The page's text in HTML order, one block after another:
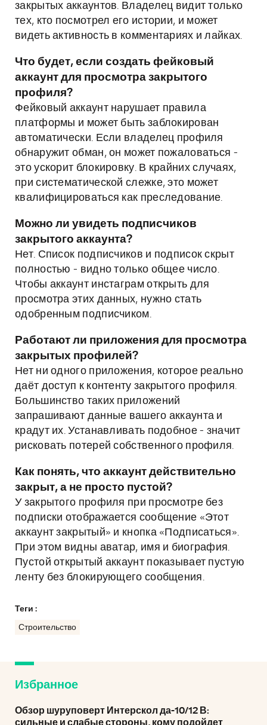
закрытых аккаунтов. Владелец видит только
тех, кто посмотрел его истории, и может
видеть активность в комментариях и лайках.
Что будет, если создать фейковый
аккаунт для просмотра закрытого
профиля?
Фейковый аккаунт нарушает правила
платформы и может быть заблокирован
автоматически. Если владелец профиля
обнаружит обман, он может пожаловаться -
это ускорит блокировку. В крайних случаях,
при систематической слежке, это может
квалифицироваться как преследование.
Можно ли увидеть подписчиков
закрытого аккаунта?
Нет. Список подписчиков и подписок скрыт
полностью - видно только общее число.
Чтобы аккаунт инстаграм открыть для
просмотра этих данных, нужно стать
одобренным подписчиком.
Работают ли приложения для просмотра
закрытых профилей?
Нет ни одного приложения, которое реально
даёт доступ к контенту закрытого профиля.
Большинство таких приложений
запрашивают данные вашего аккаунта и
крадут их. Устанавливать подобное - значит
рисковать потерей собственного профиля.
Как понять, что аккаунт действительно
закрыт, а не просто пустой?
У закрытого профиля при просмотре без
подписки отображается сообщение «Этот
аккаунт закрытый» и кнопка «Подписаться».
При этом видны аватар, имя и биография.
Пустой открытый аккаунт показывает пустую
ленту без блокирующего сообщения.
Теги :
Строительство
Избранное
Обзор шуруповерт Интерскол да-10/12 В:
сильные и слабые стороны, кому подойдет